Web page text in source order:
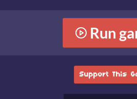
Run
Support This